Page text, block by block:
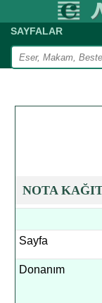
SAYFALAR
NOTA
Sayfa
Donanım